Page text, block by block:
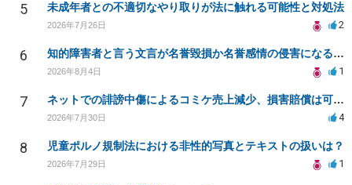
5 未成年者との不適切なやり取りが法に触れる可能性と対処法
2026年7月26日 2
6 知的障害者と言う文言が名誉毀損か名誉感情の侵害になるか教えてほしい。
2026年8月4日 1
7 ネットでの誹謗中傷によるコミケ売上減少、損害賠償は可能か？
2026年7月30日 4
8 児童ポルノ規制法における非性的写真とテキストの扱いは？
2026年7月29日 1